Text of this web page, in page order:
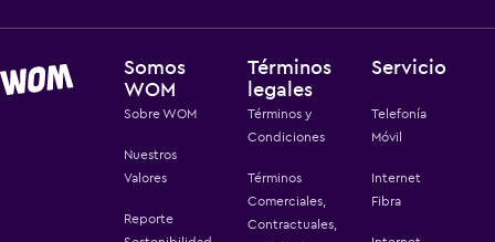
Somos
WOM
Sobre WOM
Nuestros
Valores
Reporte
Términos
legales
Términos y
Condiciones
Términos
Comerciales,
Contractuales,
Servicio
Telefonía
Móvil
Internet
Fibra